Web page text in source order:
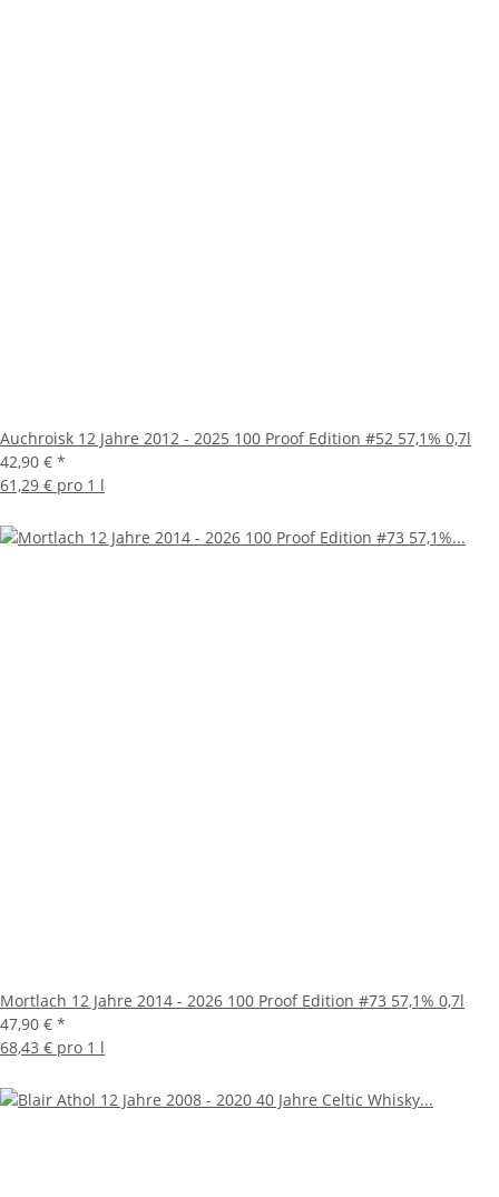
Auchroisk 12 Jahre 2012 - 2025 100 Proof Edition #52 57,1% 0,7l
42,90 € *
61,29 € pro 1 l
Mortlach 12 Jahre 2014 - 2026 100 Proof Edition #73 57,1% 0,7l
47,90 € *
68,43 € pro 1 l